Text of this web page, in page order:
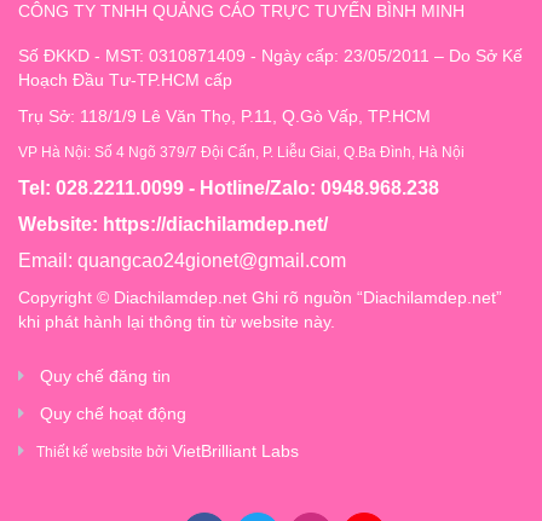
CÔNG TY TNHH QUẢNG CÁO TRỰC TUYẾN BÌNH MINH
Số ĐKKD - MST: 0310871409 - Ngày cấp: 23/05/2011 – Do Sở Kế
Hoạch Đầu Tư-TP.HCM cấp
Trụ Sở: 118/1/9 Lê Văn Thọ, P.11, Q.Gò Vấp, TP.HCM
VP Hà Nội: Số 4 Ngõ 379/7 Đội Cấn, P. Liễu Giai, Q.Ba Đình, Hà Nội
Tel: 028.2211.0099 - Hotline/Zalo: 0948.968.238
Website: https://diachilamdep.net/
Email: quangcao24gionet@gmail.com
Copyright © Diachilamdep.net Ghi rõ nguồn “Diachilamdep.net”
khi phát hành lại thông tin từ website này.
Quy chế đăng tin
Quy chế hoạt động
Thiết kế website bởi VietBrilliant Labs